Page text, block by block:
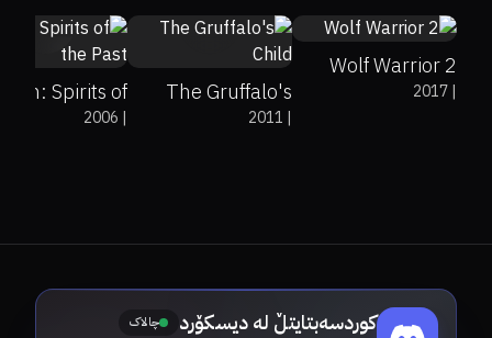
Wolf Warrior 2
|
2017
The Gruffalo's
Child|
2011
Spirits of
the Past|
2006
کوردسەبتایتڵ لە دیسکۆرد چالاک